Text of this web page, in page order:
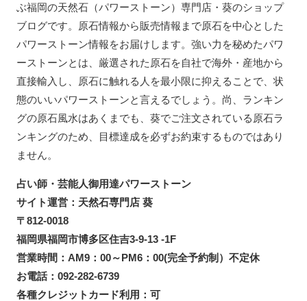
ぶ福岡の天然石（パワーストーン）専門店・葵のショップ
ブログです。原石情報から販売情報まで原石を中心とした
パワーストーン情報をお届けします。強い力を秘めたパワ
ーストーンとは、厳選された原石を自社で海外・産地から
直接輸入し、原石に触れる人を最小限に抑えることで、状
態のいいパワーストーンと言えるでしょう。尚、ランキン
グの原石風水はあくまでも、葵でご注文されている原石ラ
ンキングのため、目標達成を必ずお約束するものではあり
ません。
占い師・芸能人御用達パワーストーン
サイト運営：天然石専門店 葵
〒812-0018
福岡県福岡市博多区住吉3-9-13 -1F
営業時間：AM9：00～PM6：00(完全予約制）不定休
お電話：092-282-6739
各種クレジットカード利用：可